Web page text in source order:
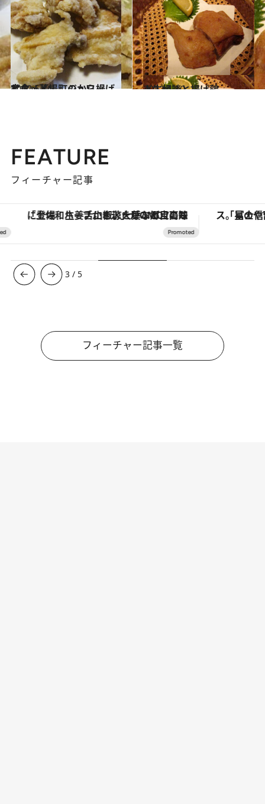
2012.5.16
サクッと！ ジュワッと！ 茅場町のから揚げ定食
グルメ 2012.1.10
人生相談と揚げ鶏
グルメ
FEATURE
フィーチャー記事
「土佐和ハーブかき氷」がOMO7高知に登場！生姜、山椒、大葉など目にも舌にも涼を呼ぶ郷土の味
3 / 5
フィーチャー記事一覧